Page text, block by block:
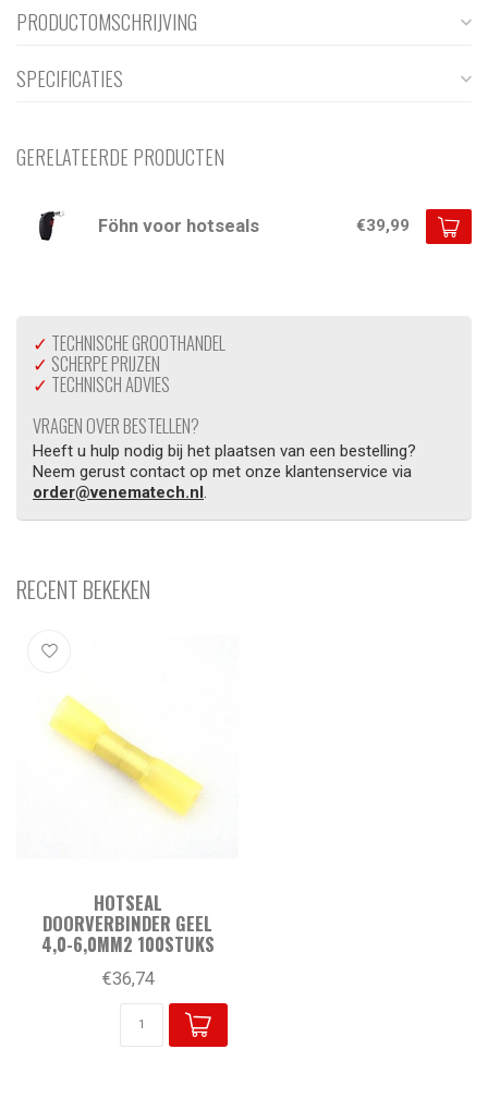
PRODUCTOMSCHRIJVING
SPECIFICATIES
GERELATEERDE PRODUCTEN
Föhn voor hotseals €39,99
✓ TECHNISCHE GROOTHANDEL
✓ SCHERPE PRIJZEN
✓ TECHNISCH ADVIES
VRAGEN OVER BESTELLEN?
Heeft u hulp nodig bij het plaatsen van een bestelling?
Neem gerust contact op met onze klantenservice via
order@venematech.nl.
RECENT BEKEKEN
HOTSEAL
DOORVERBINDER GEEL
4,0-6,0MM2 100STUKS
€36,74